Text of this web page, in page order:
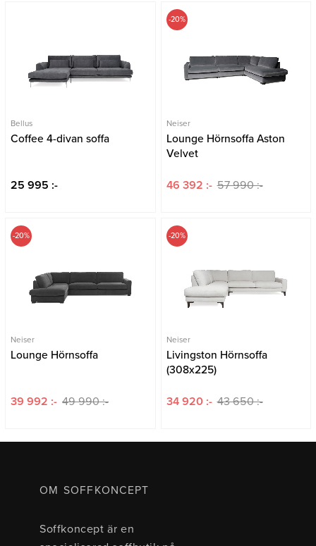
Bellus
Coffee 4-divan soffa
25 995 :-
-20%
Neiser
Lounge Hörnsoffa Aston
Velvet
46 392 :- 57 990 :-
-20%
Neiser
Lounge Hörnsoffa
39 992 :- 49 990 :-
-20%
Neiser
Livingston Hörnsoffa
(308x225)
34 920 :- 43 650 :-
OM SOFFKONCEPT
Soffkoncept är en